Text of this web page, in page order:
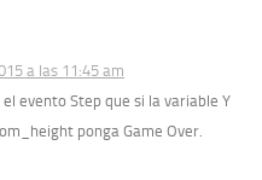
a las 11:45 am
evento Step que si la variable Y
ponga Game Over.